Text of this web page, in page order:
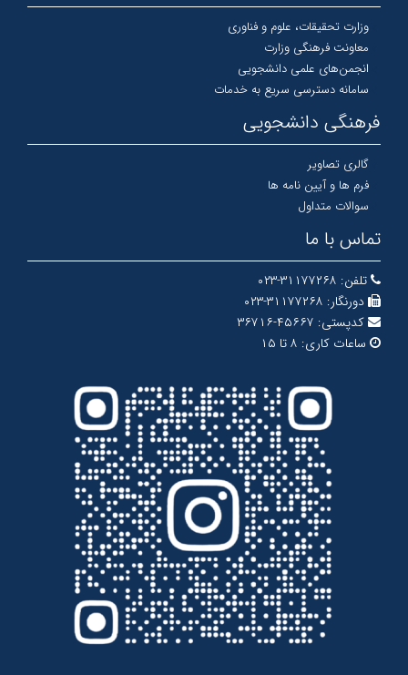
وزارت تحقیقات، علوم و فناوری
معاونت فرهنگی وزارت
انجمن‌های علمی دانشجویی
سامانه دسترسی سریع به خدمات
فرهنگی دانشجویی
گالری تصاویر
فرم ها و آیین نامه ها
سوالات متداول
تماس با ما
تلفن: ۳۱۱۷۷۲۶۸-۰۲۳
دورنگار: ۳۱۱۷۷۲۶۸-۰۲۳
کدپستی: ۴۵۶۶۷-۳۶۷۱۶
ساعات کاری: ۸ تا ۱۵